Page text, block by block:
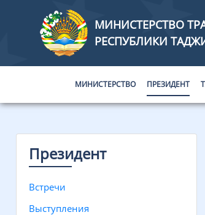
МИНИСТЕРСТВО
РЕСПУБЛИКИ
МИНИСТЕРСТВО ПРЕЗИДЕНТ
Президент
Встречи
Выступления